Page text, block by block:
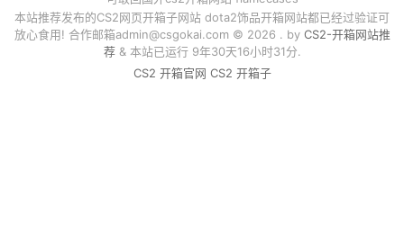
本站推荐发布的CS2网页开箱子网站 dota2饰品开箱网站都已经过验证可
放心食用! 合作邮箱admin@csgokai.com© 2026 . by CS2-开箱网站推
荐& 本站已运行 9年30天16小时31分.
CS2 开箱官网 CS2 开箱子